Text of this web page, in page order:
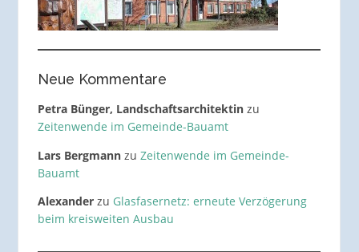
Neue Kommentare
Petra Bünger, Landschaftsarchitektinzu
Zeitenwende im Gemeinde-Bauamt
Lars Bergmannzu Zeitenwende im Gemeinde-
Bauamt
Alexanderzu Glasfasernetz: erneute Verzögerung
beim kreisweiten Ausbau